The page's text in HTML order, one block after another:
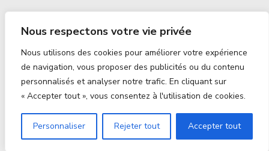
Nous respectons votre vie privée
Nous utilisons des cookies pour améliorer votre expérience
de navigation, vous proposer des publicités ou du contenu
personnalisés et analyser notre trafic. En cliquant sur
« Accepter tout », vous consentez à l'utilisation de cookies.
Personnaliser Rejeter tout Accepter tout